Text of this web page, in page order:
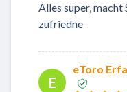
Alles super, macht
zufriedne
E
eToro